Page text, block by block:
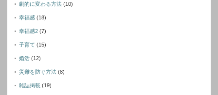
劇的に変わる方法 (10)
幸福感 (18)
幸福感2 (7)
子育て (15)
婚活 (12)
災難を防ぐ方法 (8)
雑誌掲載 (19)